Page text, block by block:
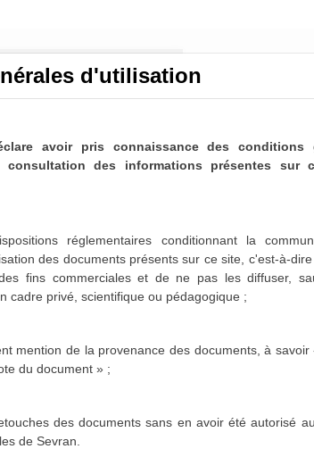
désormais partiellement disponibles
et 1996-2001 sont actuellement
qui viennent.
d'utilisation
avoir pris connaissance des conditions
des informations présentes sur
réglementaires conditionnant la
des documents présents sur ce site, c'est-à-
fins commerciales et de ne pas les diffuser,
cadre privé, scientifique ou pédagogique ;
mention de la provenance des documents, à savoir
du document » ;
des documents sans en avoir été autorisé
de Sevran.